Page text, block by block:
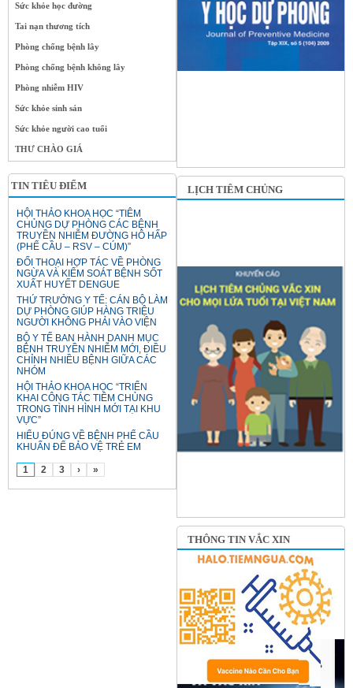
Sức khỏe học đường
Tai nạn thương tích
Phòng chống bệnh lây
Phòng chống bệnh không lây
Phòng nhiễm HIV
Sức khỏe sinh sản
Sức khỏe người cao tuổi
THƯ CHÀO GIÁ
TIN TIÊU ĐIỂM
HỘI THẢO KHOA HỌC “TIÊM
CHỦNG DỰ PHÒNG CÁC BỆNH
TRUYỀN NHIỄM ĐƯỜNG HÔ HẤP
(PHẾ CẦU – RSV – CÚM)”
ĐỐI THOẠI HỢP TÁC VỀ PHÒNG
NGỪA VÀ KIỂM SOÁT BỆNH SỐT
XUẤT HUYẾT DENGUE
THỨ TRƯỞNG Y TẾ: CÁN BỘ LÀM
DỰ PHÒNG GIÚP HÀNG TRIỆU
NGƯỜI KHÔNG PHẢI VÀO VIỆN
BỘ Y TẾ BAN HÀNH DANH MỤC
BỆNH TRUYỀN NHIỄM MỚI, ĐIỀU
CHỈNH NHIỀU BỆNH GIỮA CÁC
NHÓM
HỘI THẢO KHOA HỌC “TRIỂN
KHAI CÔNG TÁC TIÊM CHỦNG
TRONG TÌNH HÌNH MỚI TẠI KHU
VỰC”
HIỂU ĐÚNG VỀ BỆNH PHẾ CẦU
KHUẨN ĐỂ BẢO VỆ TRẺ EM
1 2 3 › »
LỊCH TIÊM CHỦNG
THÔNG TIN VẮC XIN